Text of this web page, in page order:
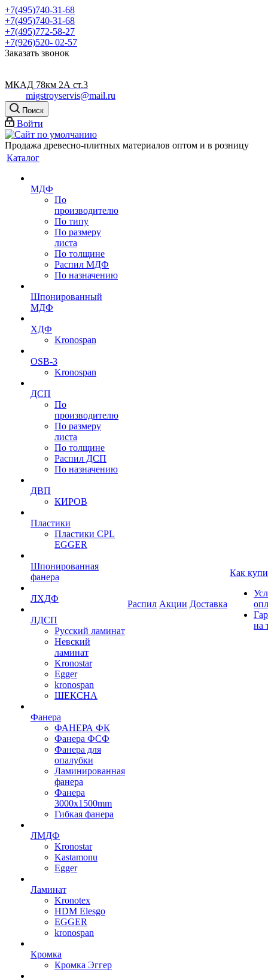
+7(495)740-31-68
+7(495)740-31-68
+7(495)772-58-27
+7(926)520- 02-57
Заказать звонок
МКАД 78км 2А ст.3
migstroyservis@mail.ru
Поиск
Войти
Продажа древесно-плитных материалов оптом и в розницу
Каталог
МДФ
По
производителю
По типу
По размеру
листа
По толщине
Распил МДФ
По назначению
Шпонированный
МДФ
ХДФ
Kronospan
OSB-3
Kronospan
ДСП
По
производителю
По размеру
листа
По толщине
Распил ДСП
По назначению
ДВП
КИРОВ
Пластики
Пластики CPL
EGGER
Шпонированная
фанера
ЛХДФ
ЛДСП
Русский ламинат
Невский
ламинат
Kronostar
Egger
kronospan
ШЕКСНА
Фанера
ФАНЕРА ФК
Фанера ФСФ
Фанера для
опалубки
Ламинированная
фанера
Фанера
3000х1500mm
Гибкая фанера
ЛМДФ
Kronostar
Kastamonu
Egger
Ламинат
Kronotex
HDM Elesgo
EGGER
kronospan
Кромка
Кромка Эггер
Распил Акции Доставка
Как
на